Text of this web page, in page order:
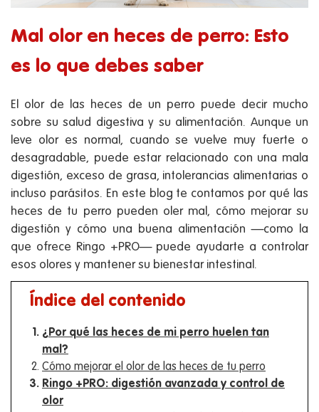
Mal olor en heces de perro: Esto
es lo que debes saber
El olor de las heces de un perro puede decir mucho
sobre su salud digestiva y su alimentación. Aunque un
leve olor es normal, cuando se vuelve muy fuerte o
desagradable, puede estar relacionado con una mala
digestión, exceso de grasa, intolerancias alimentarias o
incluso parásitos. En este blog te contamos por qué las
heces de tu perro pueden oler mal, cómo mejorar su
digestión y cómo una buena alimentación —como la
que ofrece Ringo +PRO— puede ayudarte a controlar
esos olores y mantener su bienestar intestinal.
Índice del contenido
¿Por qué las heces de mi perro huelen tan
mal?
Cómo mejorar el olor de las heces de tu perro
Ringo +PRO: digestión avanzada y control de
olor